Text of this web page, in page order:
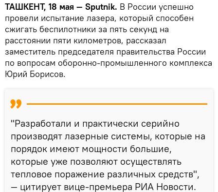
ТАШКЕНТ, 18 мая — Sputnik. В России успешно
провели испытание лазера, который способен
сжигать беспилотники за пять секунд на
расстоянии пяти километров, рассказал
заместитель председателя правительства России
по вопросам оборонно-промышленного комплекса
Юрий Борисов.
"Разработали и практически серийно
производят лазерные системы, которые на
порядок имеют мощности большие,
которые уже позволяют осуществлять
тепловое поражение различных средств",
— цитирует вице-премьера РИА Новости.